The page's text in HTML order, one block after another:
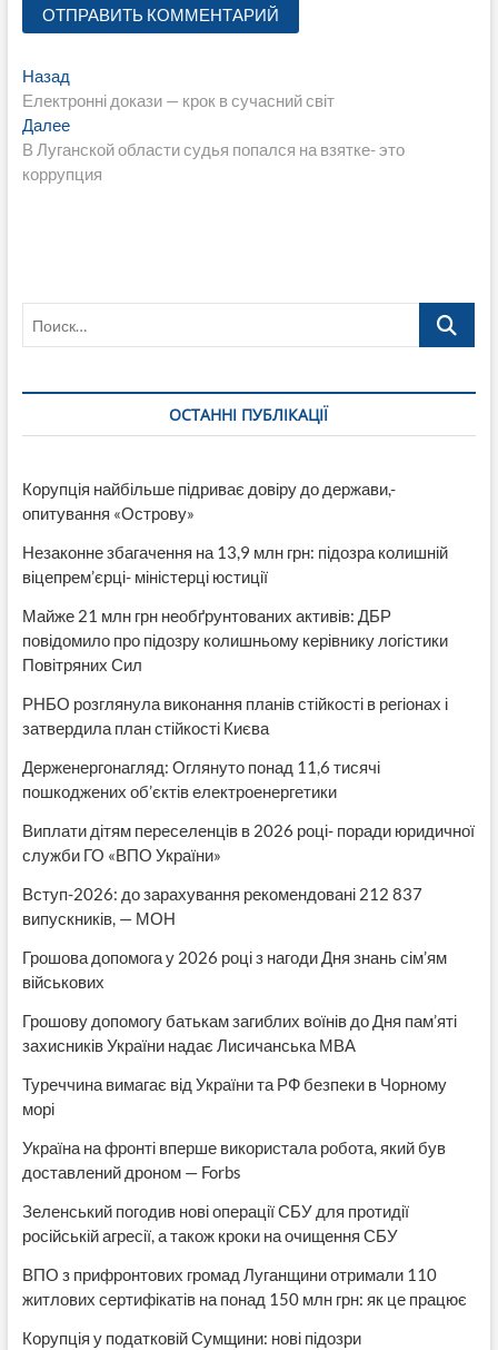
Навигация
по
записям
НазадПредыдущая
запись:
Електронні докази — крок в сучасний світ
ДалееСледующая
запись:
В Луганской области судья попался на взятке- это
коррупция
Поиск…
ОСТАННІ ПУБЛІКАЦІЇ
Корупція найбільше підриває довіру до держави,-
опитування «Острову»
Незаконне збагачення на 13,9 млн грн: підозра колишній
віцепрем’єрці- міністерці юстиції
Майже 21 млн грн необґрунтованих активів: ДБР
повідомило про підозру колишньому керівнику логістики
Повітряних Сил
РНБО розглянула виконання планів стійкості в регіонах і
затвердила план стійкості Києва
Держенергонагляд: Оглянуто понад 11,6 тисячі
пошкоджених об’єктів електроенергетики
Виплати дітям переселенців в 2026 році- поради юридичної
служби ГО «ВПО України»
Вступ-2026: до зарахування рекомендовані 212 837
випускників, — МОН
Грошова допомога у 2026 році з нагоди Дня знань сім’ям
військових
Грошову допомогу батькам загиблих воїнів до Дня пам’яті
захисників України надає Лисичанська МВА
Туреччина вимагає від України та РФ безпеки в Чорному
морі
Україна на фронті вперше використала робота, який був
доставлений дроном — Forbs
Зеленський погодив нові операції СБУ для протидії
російській агресії, а також кроки на очищення СБУ
ВПО з прифронтових громад Луганщини отримали 110
житлових сертифікатів на понад 150 млн грн: як це працює
Корупція у податковій Сумщини: нові підозри